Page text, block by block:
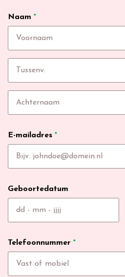
Naam *
E-mailadres *
Geboortedatum
Telefoonnummer *